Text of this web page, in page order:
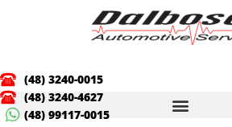
(48) 3240-0015
(48) 3240-4627
(48) 99117-0015